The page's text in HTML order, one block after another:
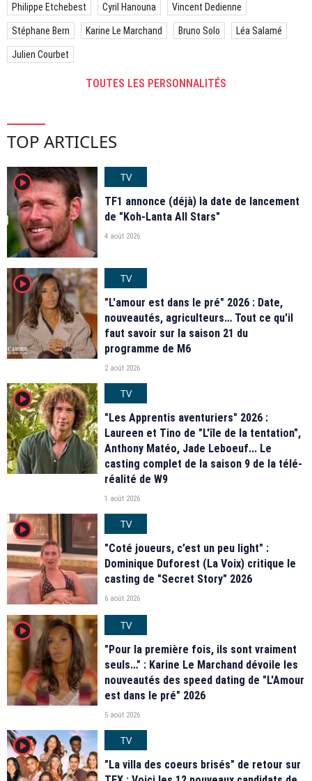
Philippe Etchebest Cyril Hanouna Vincent Dedienne
Stéphane Bern Karine Le Marchand Bruno Solo Léa Salamé
Julien Courbet
TOUTES LES PERSONNALITÉS
TOP ARTICLES
player2
TV
TF1 annonce (déjà) la date de lancement
de "Koh-Lanta All Stars"
4 août 2026
player2
TV
"L'amour est dans le pré" 2026 : Date,
nouveautés, agriculteurs… Tout ce qu'il
faut savoir sur la saison 21 du
programme de M6
2 août 2026
player2
TV
"Les Apprentis aventuriers" 2026 :
Laureen et Tino de "L'île de la tentation",
Anthony Matéo, Jade Leboeuf... Le
casting complet de la saison 9 de la télé-
réalité de W9
1 août 2026
player2
TV
"Coté joueurs, c’est un peu light" :
Dominique Duforest (La Voix) critique le
casting de "Secret Story" 2026
6 août 2026
player2
TV
"Pour la première fois, ils sont vraiment
seuls…" : Karine Le Marchand dévoile les
nouveautés des speed dating de "L'Amour
est dans le pré" 2026
5 août 2026
player2
TV
"La villa des coeurs brisés" de retour sur